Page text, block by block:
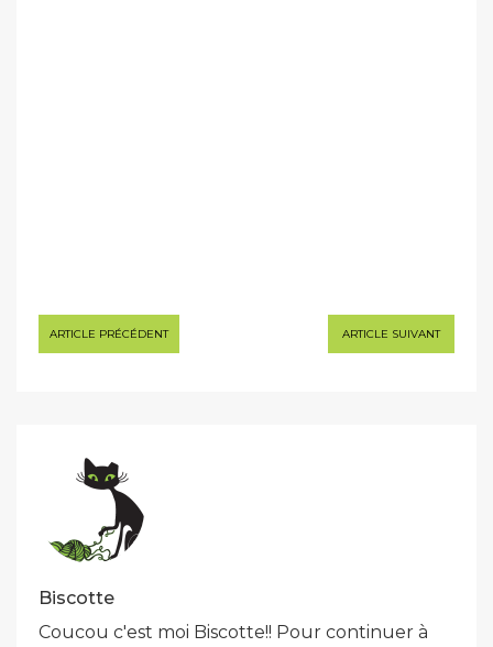
Navigation
de
ARTICLE PRÉCÉDENT ARTICLE SUIVANT
Biscotte
Coucou c'est moi Biscotte!! Pour continuer à